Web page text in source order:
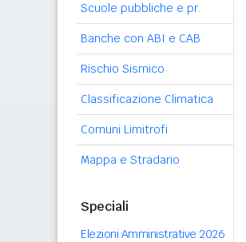
Scuole pubbliche e pr.
Banche con ABI e CAB
Rischio Sismico
Classificazione Climatica
Comuni Limitrofi
Mappa e Stradario
Speciali
Elezioni Amministrative 2026